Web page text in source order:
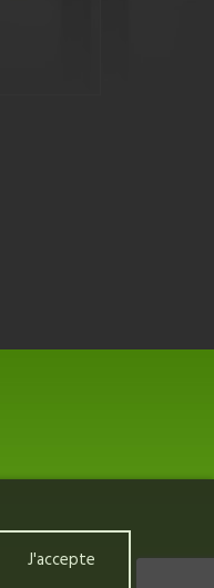
J'accepte